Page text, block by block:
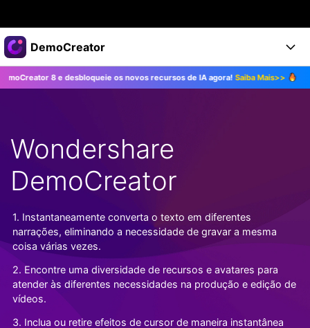
Produtos em destaque
Criatividade digital com IA generativa
Utilitários
Negócios
Sala de imprensa
Loja
Suporte
DemoCreator
Produtos
Recursos
Todos os recursos >
Recursos de IA
Dicas de IA
Todos os recursos de IA >
Soluções
DemoCreator para
Blog
Mais Soluções >
Central de Ajuda
Começe a Usar
Suporte
TESTE GRÁTIS COMPRE AGORA
Entrar
e desbloqueie os novos recursos de IA agora!Saiba Mais>> Atualize
Wondershare
DemoCreator
1. Instantaneamente converta o texto em diferentes
narrações, eliminando a necessidade de gravar a mesma
coisa várias vezes.
2. Encontre uma diversidade de recursos e avatares para
atender às diferentes necessidades na produção e edição de
vídeos.
3. Inclua ou retire efeitos de cursor de maneira instantânea